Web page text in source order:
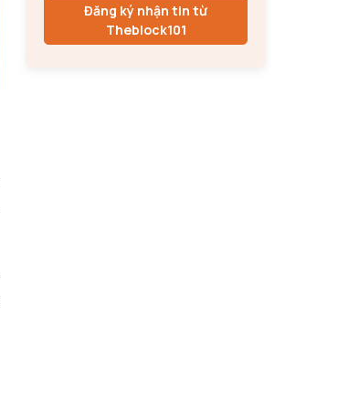
Đăng ký nhận tin từ
Theblock101